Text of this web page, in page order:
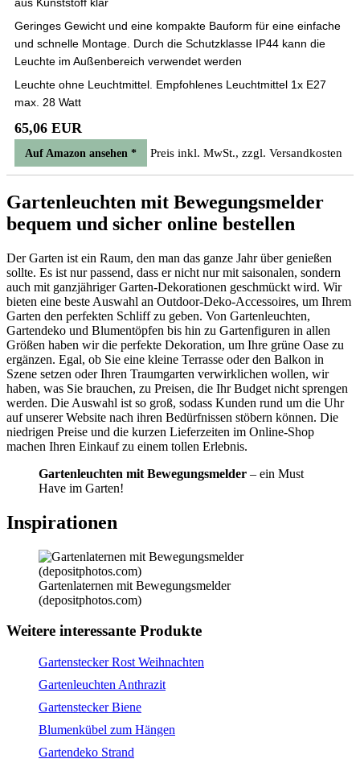
Geringes Gewicht und eine kompakte Bauform für eine einfache
und schnelle Montage. Durch die Schutzklasse IP44 kann die
Leuchte im Außenbereich verwendet werden
Leuchte ohne Leuchtmittel. Empfohlenes Leuchtmittel 1x E27
max. 28 Watt
65,06 EUR
Auf Amazon ansehen * Preis inkl. MwSt., zzgl. Versandkosten
Gartenleuchten mit Bewegungsmelder
bequem und sicher online bestellen
Der Garten ist ein Raum, den man das ganze Jahr über genießen
sollte. Es ist nur passend, dass er nicht nur mit saisonalen, sondern
auch mit ganzjähriger Garten-Dekorationen geschmückt wird. Wir
bieten eine beste Auswahl an Outdoor-Deko-Accessoires, um Ihrem
Garten den perfekten Schliff zu geben. Von Gartenleuchten,
Gartendeko und Blumentöpfen bis hin zu Gartenfiguren in allen
Größen haben wir die perfekte Dekoration, um Ihre grüne Oase zu
ergänzen. Egal, ob Sie eine kleine Terrasse oder den Balkon in
Szene setzen oder Ihren Traumgarten verwirklichen wollen, wir
haben, was Sie brauchen, zu Preisen, die Ihr Budget nicht sprengen
werden. Die Auswahl ist so groß, sodass Kunden rund um die Uhr
auf unserer Website nach ihren Bedürfnissen stöbern können. Die
niedrigen Preise und die kurzen Lieferzeiten im Online-Shop
machen Ihren Einkauf zu einem tollen Erlebnis.
Gartenleuchten mit Bewegungsmelder – ein Must
Have im Garten!
Inspirationen
Gartenlaternen mit Bewegungsmelder
(depositphotos.com)
Weitere interessante Produkte
Gartenstecker Rost Weihnachten
Gartenleuchten Anthrazit
Gartenstecker Biene
Blumenkübel zum Hängen
Gartendeko Strand